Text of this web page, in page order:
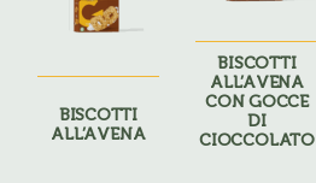
BISCOTTI
ALL’AVENA
BISCOTTI
ALL’AVENA
CON GOCCE
DI
CIOCCOLATO